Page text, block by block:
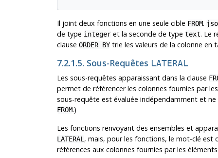
Il joint deux fonctions en une seule cible FROM.
de type integeret la seconde de type text. Le
clause ORDER BYtrie les valeurs de la colonne en
7.2.1.5. Sous-Requêtes LATERAL
Les sous-requêtes apparaissant dans la clause
permet de référencer les colonnes fournies par
sous-requête est évaluée indépendamment et
FROM.)
Les fonctions renvoyant des ensembles et
LATERAL , mais, pour les fonctions, le mot-clé est
références aux colonnes fournies par les